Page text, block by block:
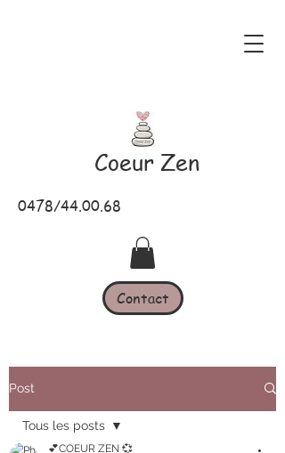
Coeur Zen
0478/44.00.68
Contact
Post
Tous les posts
💕COEUR ZEN 💞